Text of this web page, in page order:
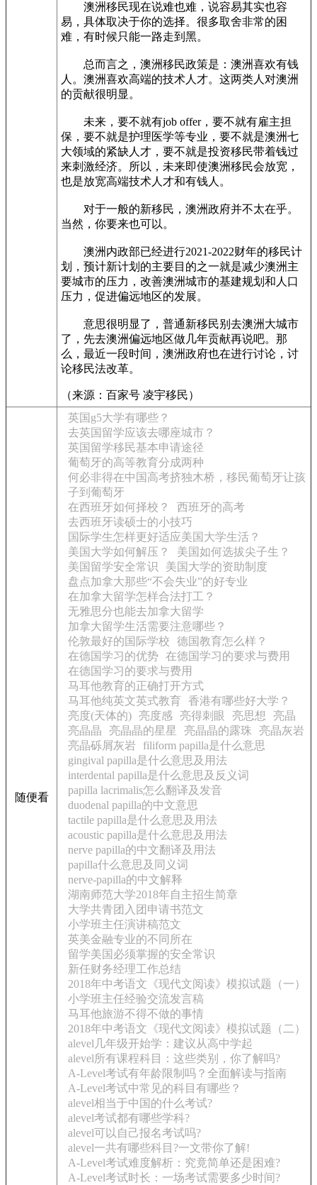
澳洲移民现在说难也难，说容易其实也容
易，具体取决于你的选择。很多取舍非常的困
难，有时候只能一路走到黑。
总而言之，澳洲移民政策是：澳洲喜欢有钱
人。澳洲喜欢高端的技术人才。这两类人对澳洲
的贡献很明显。
未来，要不就有job offer，要不就有雇主担
保，要不就是护理医学等专业，要不就是澳洲七
大领域的紧缺人才，要不就是投资移民带着钱过
来刺激经济。所以，未来即使澳洲移民会放宽，
也是放宽高端技术人才和有钱人。
对于一般的新移民，澳洲政府并不太在乎。
当然，你要来也可以。
澳洲内政部已经进行2021-2022财年的移民计
划，预计新计划的主要目的之一就是减少澳洲主
要城市的压力，改善澳洲城市的基建规划和人口
压力，促进偏远地区的发展。
意思很明显了，普通新移民别去澳洲大城市
了，先去澳洲偏远地区做几年贡献再说吧。那
么，最近一段时间，澳洲政府也在进行讨论，讨
论移民法改革。
（来源：百家号 凌宇移民）
随便看
英国g5大学有哪些？
去英国留学应该去哪座城市？
英国留学移民基本申请途径
葡萄牙的高等教育分成两种
何必非得在中国高考挤独木桥，移民葡萄牙让孩
子到葡萄牙
在西班牙如何择校？
西班牙的高考
去西班牙读硕士的小技巧
国际学生怎样更好适应美国大学生活？
美国大学如何解压？
美国如何选拔尖子生？
美国留学安全常识
美国大学的资助制度
盘点加拿大那些“不会失业”的好专业
在加拿大留学怎样合法打工？
无雅思分也能去加拿大留学
加拿大留学生活需要注意哪些？
伦敦最好的国际学校
德国教育怎么样？
在德国学习的优势
在德国学习的要求与费用
在德国学习的要求与费用
马耳他教育的正确打开方式
马耳他纯英文英式教育 香港有哪些好大学？
亮度(天体的)
亮度感 亮得刺眼 亮思想
亮晶
亮晶晶
亮晶晶的星星 亮晶晶的露珠
亮晶灰岩
亮晶砾屑灰岩
filiform papilla是什么意思
gingival papilla是什么意思及用法
interdental papilla是什么意思及反义词
papilla lacrimalis怎么翻译及发音
duodenal papilla的中文意思
tactile papilla是什么意思及用法
acoustic papilla是什么意思及用法
nerve papilla的中文翻译及用法
papilla什么意思及同义词
nerve-papilla的中文解释
湖南师范大学2018年自主招生简章
大学共青团入团申请书范文
小学班主任演讲稿范文
英美金融专业的不同所在
留学美国必须掌握的安全常识
新任财务经理工作总结
2018年中考语文《现代文阅读》模拟试题（一）
小学班主任经验交流发言稿
马耳他旅游不得不做的事情
2018年中考语文《现代文阅读》模拟试题（二）
alevel几年级开始学：建议从高中学起
alevel所有课程科目：这些类别，你了解吗?
A-Level考试有年龄限制吗？全面解读与指南
A-Level考试中常见的科目有哪些？
alevel相当于中国的什么考试?
alevel考试都有哪些学科?
alevel可以自己报名考试吗?
alevel一共有哪些科目?一文带你了解!
A-Level考试难度解析：究竟简单还是困难?
A-Level考试时长：一场考试需要多少时间?